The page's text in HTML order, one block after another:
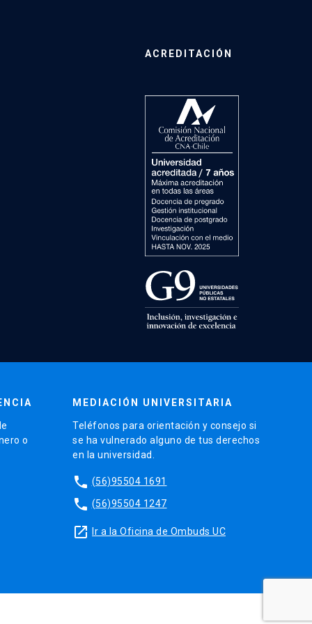
ACREDITACIÓN
o
MEDIACIÓN UNIVERSITARIA
Teléfonos para orientación y consejo si
se ha vulnerado alguno de tus derechos
en la universidad.
phone (56)95504 1691
phone (56)95504 1247
launch Ir a la Oficina de Ombuds UC